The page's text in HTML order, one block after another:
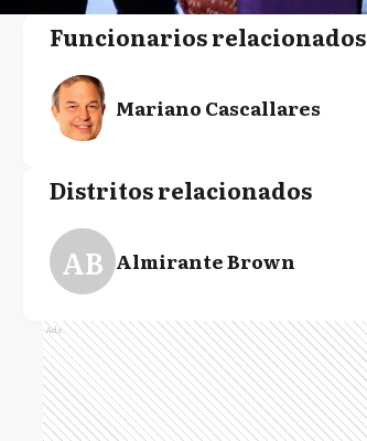
Funcionarios relacionados
Mariano Cascallares
Distritos relacionados
AB Almirante Brown
Ads